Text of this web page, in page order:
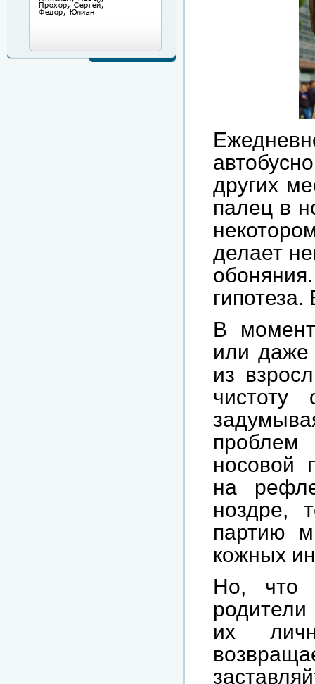
других
палец в
делает
В
или даже
из
носовой
на
ноздре,
партию
кожных
Но, что
их